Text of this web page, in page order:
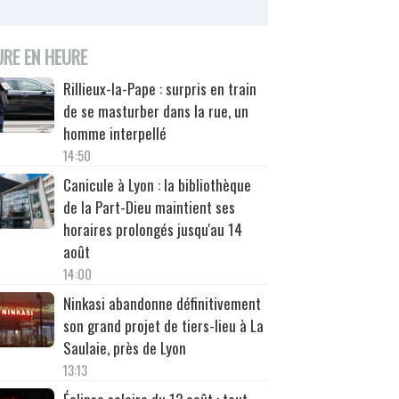
EN HEURE
Rillieux-la-Pape : surpris en train
de se masturber dans la rue, un
homme interpellé
14:50
Canicule à Lyon : la bibliothèque
de la Part-Dieu maintient ses
horaires prolongés jusqu'au 14
août
14:00
Ninkasi abandonne définitivement
son grand projet de tiers-lieu à La
Saulaie, près de Lyon
13:13